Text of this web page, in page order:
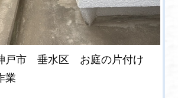
神戸市 垂水区 お庭の片付け
業